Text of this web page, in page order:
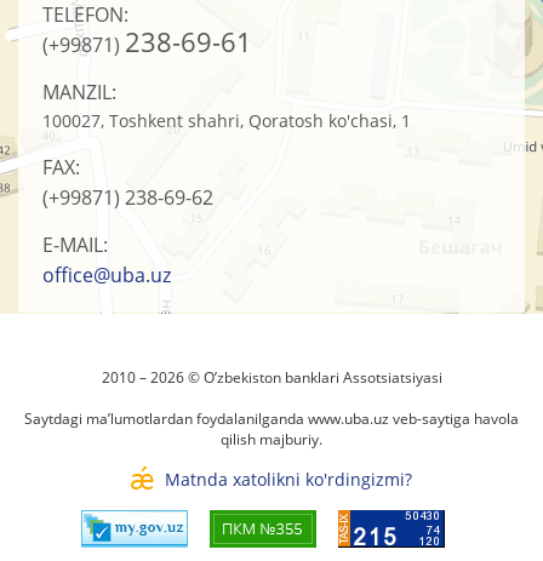
TELEFON:
(+99871) 238-69-61
MANZIL:
100027, Toshkent shahri, Qoratosh ko'chasi, 1
FAX:
(+99871) 238-69-62
E-MAIL:
office@uba.uz
2010 – 2026 © O’zbеkistоn banklari Assоtsiatsiyasi
Saytdagi ma’lumotlardan foydalanilganda www.uba.uz veb-saytiga havola
qilish majburiy.
Matnda xatolikni ko'rdingizmi?